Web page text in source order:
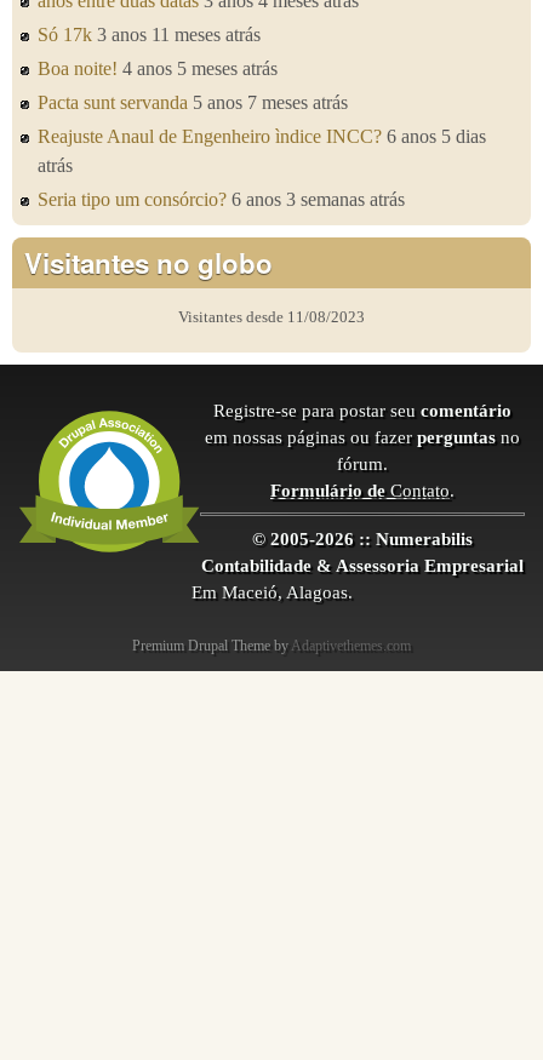
Só 17k 3 anos 11 meses atrás
Boa noite! 4 anos 5 meses atrás
Pacta sunt servanda 5 anos 7 meses atrás
Reajuste Anaul de Engenheiro ìndice INCC? 6 anos 5 dias
atrás
Seria tipo um consórcio? 6 anos 3 semanas atrás
Visitantes no globo
Visitantes desde 11/08/2023
Registre-se para postar seu comentário
em nossas páginas ou fazer perguntas no
fórum.
Formulário deContato.
© 2005-2026 :: Numerabilis
Contabilidade & Assessoria Empresarial
Em Maceió, Alagoas.
Premium Drupal Theme by Adaptivethemes.com